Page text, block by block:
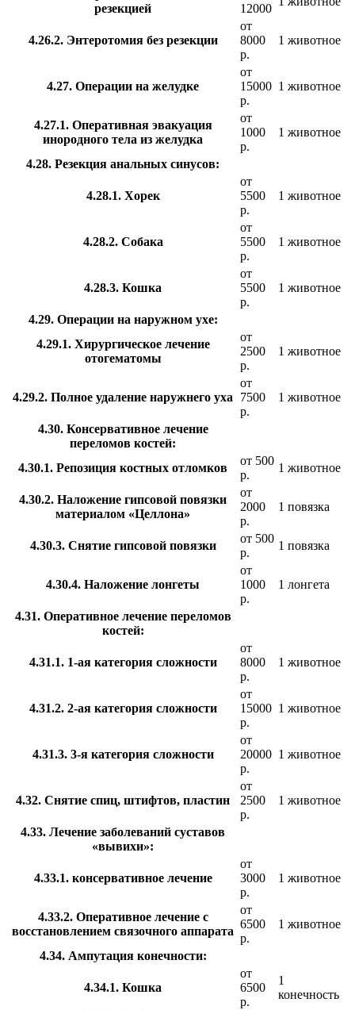
резекцией
12000
4.26.2. Энтеротомия без резекции
от
8000
р.
1 животное
4.27. Операции на желудке
от
15000
р.
1 животное
4.27.1. Оперативная эвакуация
инородного тела из желудка
от
1000
р.
1 животное
4.28. Резекция анальных синусов:
4.28.1. Хорек
от
5500
р.
1 животное
4.28.2. Собака
от
5500
р.
1 животное
4.28.3. Кошка
от
5500
р.
1 животное
4.29. Операции на наружном ухе:
4.29.1. Хирургическое лечение
отогематомы
от
2500
р.
1 животное
4.29.2. Полное удаление наружнего уха
от
7500
р.
1 животное
4.30. Консервативное лечение
переломов костей:
4.30.1. Репозиция костных отломков
от 500
р.
1 животное
4.30.2. Наложение гипсовой повязки
материалом «Целлона»
от
2000
р.
1 повязка
4.30.3. Снятие гипсовой повязки
от 500
р.
1 повязка
4.30.4. Наложение лонгеты
от
1000
р.
1 лонгета
4.31. Оперативное лечение переломов
костей:
4.31.1. 1-ая категория сложности
от
8000
р.
1 животное
4.31.2. 2-ая категория сложности
от
15000
р.
1 животное
4.31.3. 3-я категория сложности
от
20000
р.
1 животное
4.32. Снятие спиц, штифтов, пластин
от
2500
р.
1 животное
4.33. Лечение заболеваний суставов
«вывихи»:
4.33.1. консервативное лечение
от
3000
р.
1 животное
4.33.2. Оперативное лечение с
восстановлением связочного аппарата
от
6500
р.
1 животное
4.34. Ампутация конечности:
4.34.1. Кошка
от
6500
р.
1
конечность